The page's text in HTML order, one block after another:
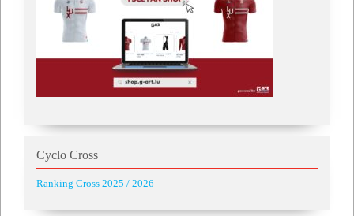
Cyclo Cross
Ranking Cross 2025 / 2026